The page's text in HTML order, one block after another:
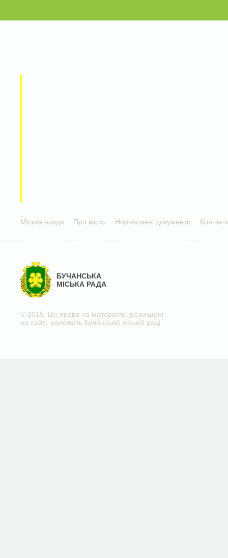
Міська влада Про місто Нормативні документи
БУЧАНСЬКА
МІСЬКА РАДА
© 2015. Всі права на матеріали, розміщені
на сайті, належать Бучанській міській раді